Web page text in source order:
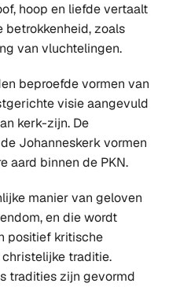
hoop en liefde vertaalt
zoals
van vluchtelingen.
beproefde vormen van
visie aangevuld
kerk-zijn. De
Johanneskerk vormen
aard binnen de PKN.
manier van geloven
en die wordt
positief kritische
traditie.
tradities zijn gevormd